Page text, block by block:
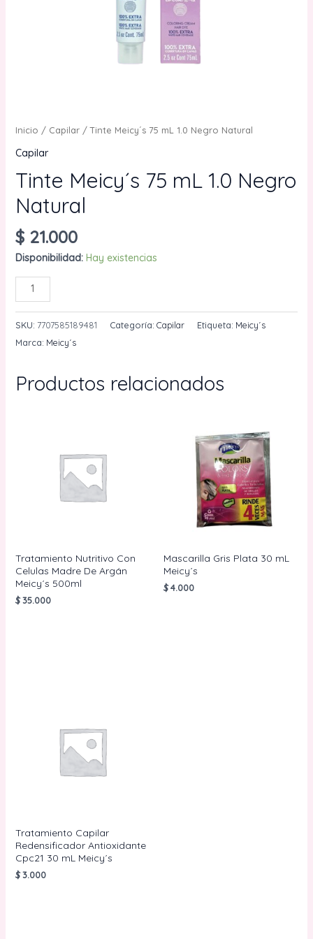
Inicio / Capilar/ Tinte Meicy´s 75 mL 1.0 Negro Natural
Capilar
Tinte Meicy´s 75 mL 1.0 Negro
Natural
$21.000
Disponibilidad: Hay existencias
Tinte
Meicy
´s
75
Negro
SKU: 7707585189481 Categoría: Capilar Etiqueta: Meicy´s
Marca: Meicy´s
Productos relacionados
Tratamiento Nutritivo Con
Celulas Madre De Argán
Meicy´s 500ml
$35.000
Mascarilla Gris Plata 30 mL
Meicy´s
$4.000
Tratamiento Capilar
Redensificador Antioxidante
Cpc21 30 mL Meicy´s
$3.000